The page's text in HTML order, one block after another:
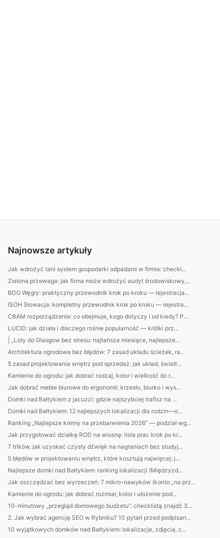
Najnowsze artykuły
Jak wdrożyć tani system gospodarki odpadami w firmie: checkl...
Zielona przewaga: jak firma może wdrożyć audyt środowiskowy,...
BDO Węgry: praktyczny przewodnik krok po kroku — rejestracja...
ISOH Słowacja: kompletny przewodnik krok po kroku — rejestra...
CBAM rozporządzenie: co obejmuje, kogo dotyczy i od kiedy? P...
LUCID: jak działa i dlaczego rośnie popularność — krótki prz...
| „Loty do Glasgow bez stresu: najtańsze miesiące, najlepsze...
Architektura ogrodowa bez błędów: 7 zasad układu ścieżek, ra...
5 zasad projektowania wnętrz pod sprzedaż: jak układ, światł...
Kamienie do ogrodu: jak dobrać rodzaj, kolor i wielkość do r...
Jak dobrać meble biurowe do ergonomii: krzesło, biurko i wys...
Domki nad Bałtykiem z jacuzzi: gdzie najszybciej trafisz na ...
Domki nad Bałtykiem: 12 najlepszych lokalizacji dla rodzin—o...
Ranking „Najlepsze kremy na przebarwienia 2026” — podział wg...
Jak przygotować działkę ROD na wiosnę: lista prac krok po kr...
7 trików, jak uzyskać czysty dźwięk na nagraniach bez studyj...
5 błędów w projektowaniu wnętrz, które kosztują najwięcej: j...
Najlepsze domki nad Bałtykiem: ranking lokalizacji (Międzyzd...
Jak oszczędzać bez wyrzeczeń: 7 mikro-nawyków (konto „na prz...
Kamienie do ogrodu: jak dobrać rozmiar, kolor i ułożenie pod...
10-minutowy „przegląd domowego budżetu”: checklistą znajdź 3...
2. Jak wybrać agencję SEO w Rybniku? 10 pytań przed podpisan...
10 wyjątkowych domków nad Bałtykiem: lokalizacje, zdjęcia, c...